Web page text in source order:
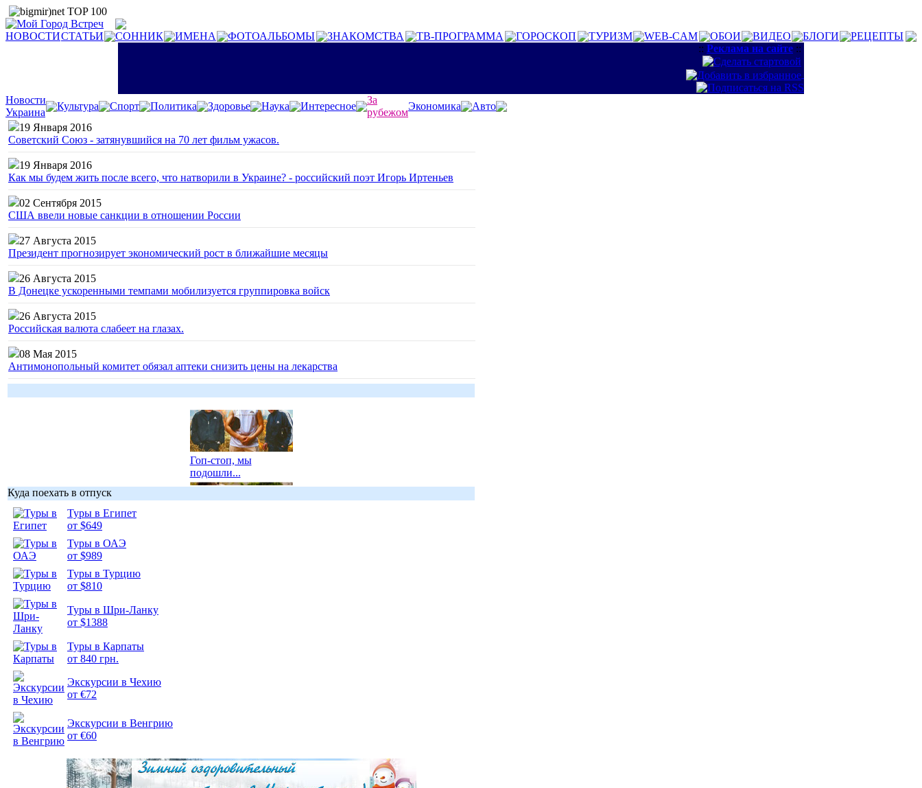
НОВОСТИСТАТЬИ СОННИК ИМЕНА ФОТОАЛЬБОМЫ ЗНАКОМСТВА ТВ-ПРОГРАММА ГОРОСКОП ТУРИЗМ WEB-CAM ОБОИ ВИДЕО БЛОГИ
РЕЦЕПТЫ
:: Реклама на сайте ::
Новости
Украина
Культура Спорт Политика Здоровье Наука Интересное
За
рубежом
Экономика
Авто
19 Января 2016
Советский Союз - затянувшийся на 70 лет фильм ужасов.
19 Января 2016
Как мы будем жить после всего, что натворили в Украине? - российский поэт Игорь Иртеньев
02 Сентября 2015
США ввели новые санкции в отношении России
27 Августа 2015
Президент прогнозирует экономический рост в ближайшие месяцы
26 Августа 2015
В Донецке ускоренными темпами мобилизуется группировка войск
26 Августа 2015
Российская валюта слабеет на глазах.
08 Мая 2015
Антимонопольный комитет обязал аптеки снизить цены на лекарства
Гоп-стоп, мы
подошли...
Куда поехать в отпуск
Туры в Египет
от $649
Туры в ОАЭ
от $989
Туры в Турцию
от $810
Туры в Шри-Ланку
от $1388
Туры в Карпаты
от 840 грн.
Экскурсии в Чехию
от €72
Экскурсии в Венгрию
от €60